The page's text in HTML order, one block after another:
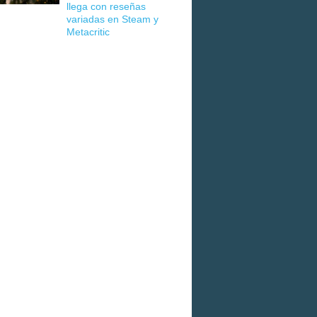
llega con reseñas
variadas en Steam y
Metacritic